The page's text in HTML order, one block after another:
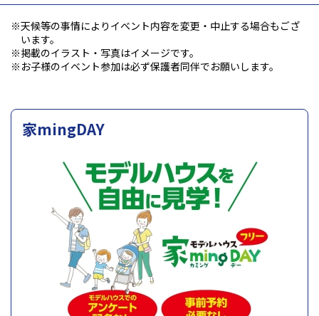
※天候等の事情によりイベント内容を変更・中止する場合もござ
います。
※掲載のイラスト・写真はイメージです。
※お子様のイベント参加は必ず保護者同伴でお願いします。
家mingDAY